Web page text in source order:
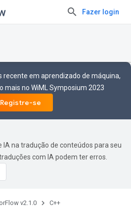
Fazer login
recente em aprendizado de máquina,
mais no WiML Symposium 2023
Registre-se
IA na tradução de conteúdos para seu
com IA podem ter erros.
v2.1.0 C++